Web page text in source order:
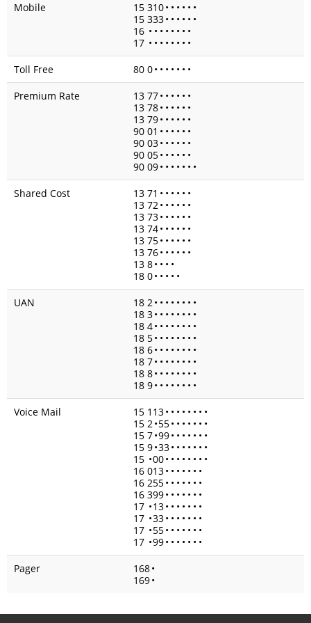
Mobile
15 310• • • • • •
15 333• • • • • •
16 • • • • • • • •
17 • • • • • • • •
Toll Free
80 0• • • • • • •
Premium Rate
13 77• • • • • •
13 78• • • • • •
13 79• • • • • •
90 01 • • • • • •
90 03• • • • • •
90 05• • • • • •
90 09• • • • • • •
Shared Cost
13 71 • • • • • •
13 72• • • • • •
13 73• • • • • •
13 74• • • • • •
13 75• • • • • •
13 76• • • • • •
13 8• • • •
18 0• • • • •
UAN
18 2• • • • • • • •
18 3• • • • • • • •
18 4• • • • • • • •
18 5• • • • • • • •
18 6• • • • • • • •
18 7• • • • • • • •
18 8• • • • • • • •
18 9• • • • • • • •
Voice Mail
15 113• • • • • • • •
15 2•55• • • • • • •
15 7•99• • • • • • •
15 9•33• • • • • • •
15 •00• • • • • • • •
16 013• • • • • • •
16 255• • • • • • •
16 399• • • • • • •
17 •13• • • • • • •
17 •33• • • • • • •
17 •55• • • • • • •
17 •99• • • • • • •
Pager
168•
169•